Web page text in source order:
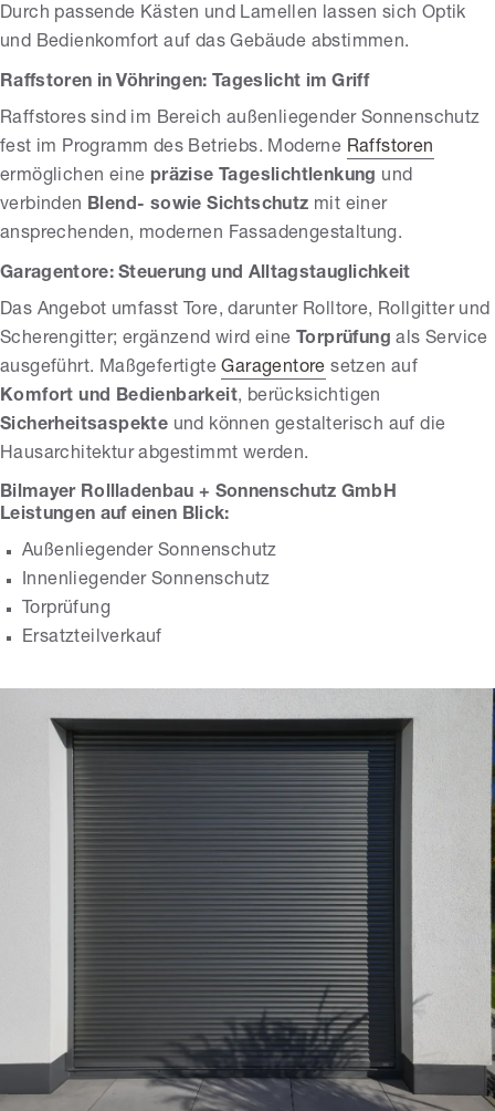
Durch passende Kästen und Lamellen lassen sich Optik
und Bedienkomfort auf das Gebäude abstimmen.
Raffstoren in Vöhringen: Tageslicht im Griff
Raffstores sind im Bereich außenliegender Sonnenschutz
fest im Programm des Betriebs. Moderne Raffstoren
ermöglichen eine präzise Tageslichtlenkung und
verbinden Blend- sowie Sichtschutz mit einer
ansprechenden, modernen Fassadengestaltung.
Garagentore: Steuerung und Alltagstauglichkeit
Das Angebot umfasst Tore, darunter Rolltore, Rollgitter und
Scherengitter; ergänzend wird eine Torprüfung als Service
ausgeführt. MaßgefertigteGaragentore setzen auf
Komfort und Bedienbarkeit, berücksichtigen
Sicherheitsaspekte und können gestalterisch auf die
Hausarchitektur abgestimmt werden.
Bilmayer Rollladenbau + Sonnenschutz GmbH
Leistungen auf einen Blick:
Außenliegender Sonnenschutz
Innenliegender Sonnenschutz
Torprüfung
Ersatzteilverkauf